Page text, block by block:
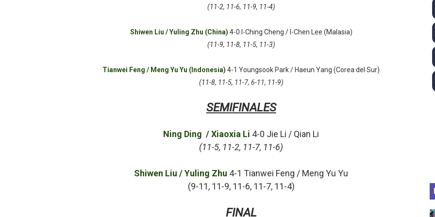
Mundial de piragüismo slalom 2026 (Oklahoma City, Estados Unidos) - Miquel Travé
Tour de Francia masculino 2026 - Tadej Pogacar entra en el selecto grupo de los
Mundial de Fórmula 1 2026 - Lando Norris consigue en Hungría su primera victoria
Copa del Mundo femenina 2026 - Estados Unidos campeón dejando a España a las
(11-2, 11-6, 11-9, 11-4)
Shiwen Liu / Yuling Zhu (China) 4-0 I-Ching Cheng / I-Chen Lee (Malasia)
(11-9, 11-8, 11-5, 11-3)
Tianwei Feng / Meng Yu Yu (Indonesia)4-1 Youngsook Park / Haeun Yang (Corea del Sur)
(11-8, 11-5, 11-7, 6-11, 11-9)
SEMIFINALES
Ning Ding / Xiaoxia Li 4-0 Jie Li / Qian Li
(11-5, 11-2, 11-7, 11-6)
Shiwen Liu / Yuling Zhu 4-1 Tianwei Feng / Meng Yu Yu
(9-11, 11-9, 11-6, 11-7, 11-4)
FINAL